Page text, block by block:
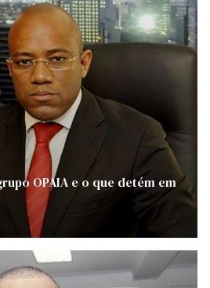
OPAIA e o que detém em